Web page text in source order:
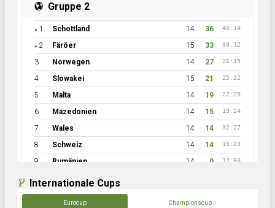
Gruppe 2
● 1 Schottland 14 36 45:14
● 2 Färöer 15 33 30:12
3 Norwegen 14 27 26:15
4 Slowakei 15 21 25:22
5 Malta 14 19 22:29
6 Mazedonien 14 15 19:24
7 Wales 14 14 32:27
8 Schweiz 14 14 15:23
9 Rumänien 14 0 12:60
Internationale Cups
Eurocup Championscup